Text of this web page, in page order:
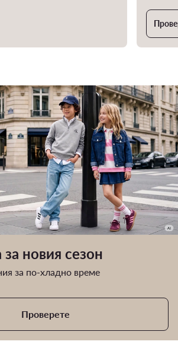
новия сезон
за по-хладно време
Проверете